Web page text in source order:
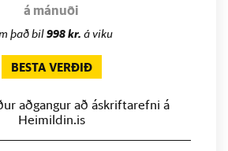
á mánuði
það bil998 kr. á viku
BESTA VERÐIÐ
aðgangur að áskriftarefni á
Heimildin.is